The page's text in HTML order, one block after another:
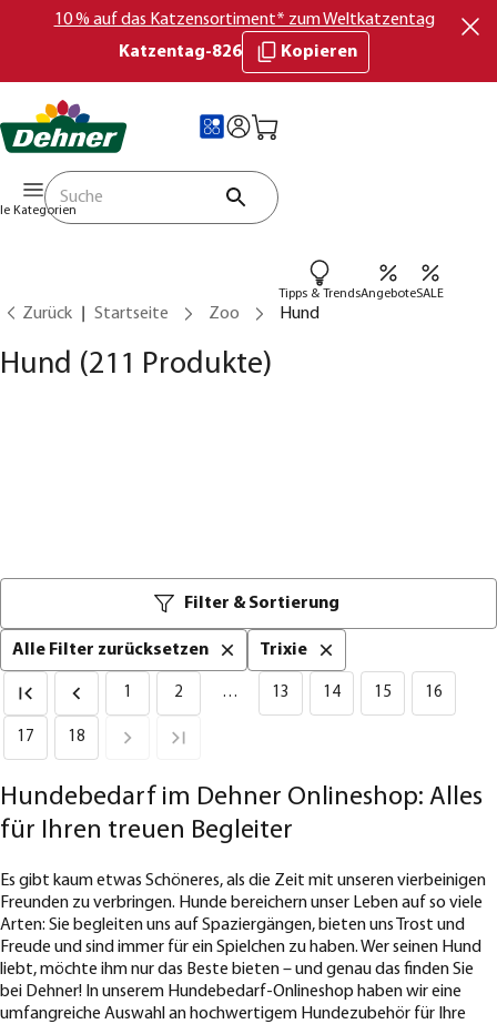
10 % auf das Katzensortiment* zum Weltkatzentag
Katzentag-826
Kopieren
Kategorien
Tipps & TrendsAngeboteSALE
Zurück Startseite Zoo Hund
Hund (211 Produkte)
Filter & Sortierung
Alle Filter zurücksetzen Trixie
1 2 … 13 14 15 16
17 18
Hundebedarf im Dehner Onlineshop: Alles
für Ihren treuen Begleiter
Es gibt kaum etwas Schöneres, als die Zeit mit unseren vierbeinigen
Freunden zu verbringen. Hunde bereichern unser Leben auf so viele
Arten: Sie begleiten uns auf Spaziergängen, bieten uns Trost und
Freude und sind immer für ein Spielchen zu haben. Wer seinen Hund
liebt, möchte ihm nur das Beste bieten – und genau das finden Sie
bei Dehner! In unserem Hundebedarf-Onlineshop haben wir eine
umfangreiche Auswahl an hochwertigem Hundezubehör für Ihre